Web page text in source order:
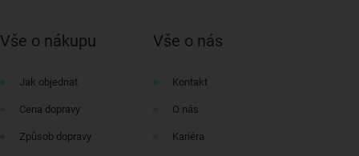
Vše o nákupu
Jak objednat
Cena dopravy
Způsob dopravy
Vše o nás
Kontakt
O nás
Kariéra